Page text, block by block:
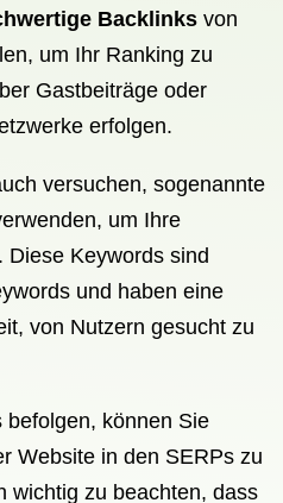
Backlinks von
um Ihr Ranking zu
Gastbeiträge oder
erfolgen.
versuchen, sogenannte
um Ihre
Diese Keywords sind
und haben eine
von Nutzern gesucht zu
befolgen, können Sie
Website in den SERPs zu
wichtig zu beachten, dass